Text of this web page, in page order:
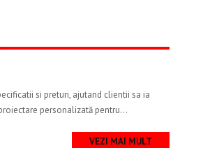
si preturi, ajutand clientii sa ia
personalizată pentru...
VEZI MAI MULT